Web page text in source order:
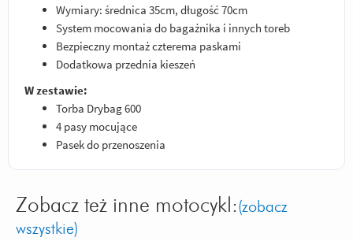
Wymiary: średnica 35cm, długość 70cm
System mocowania do bagażnika i innych toreb
Bezpieczny montaż czterema paskami
Dodatkowa przednia kieszeń
W zestawie:
Torba Drybag 600
4 pasy mocujące
Pasek do przenoszenia
Zobacz też inne motocykl:(zobacz
wszystkie)